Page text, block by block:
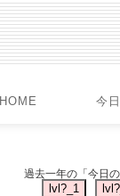
HOME 今
過去一年の「今日